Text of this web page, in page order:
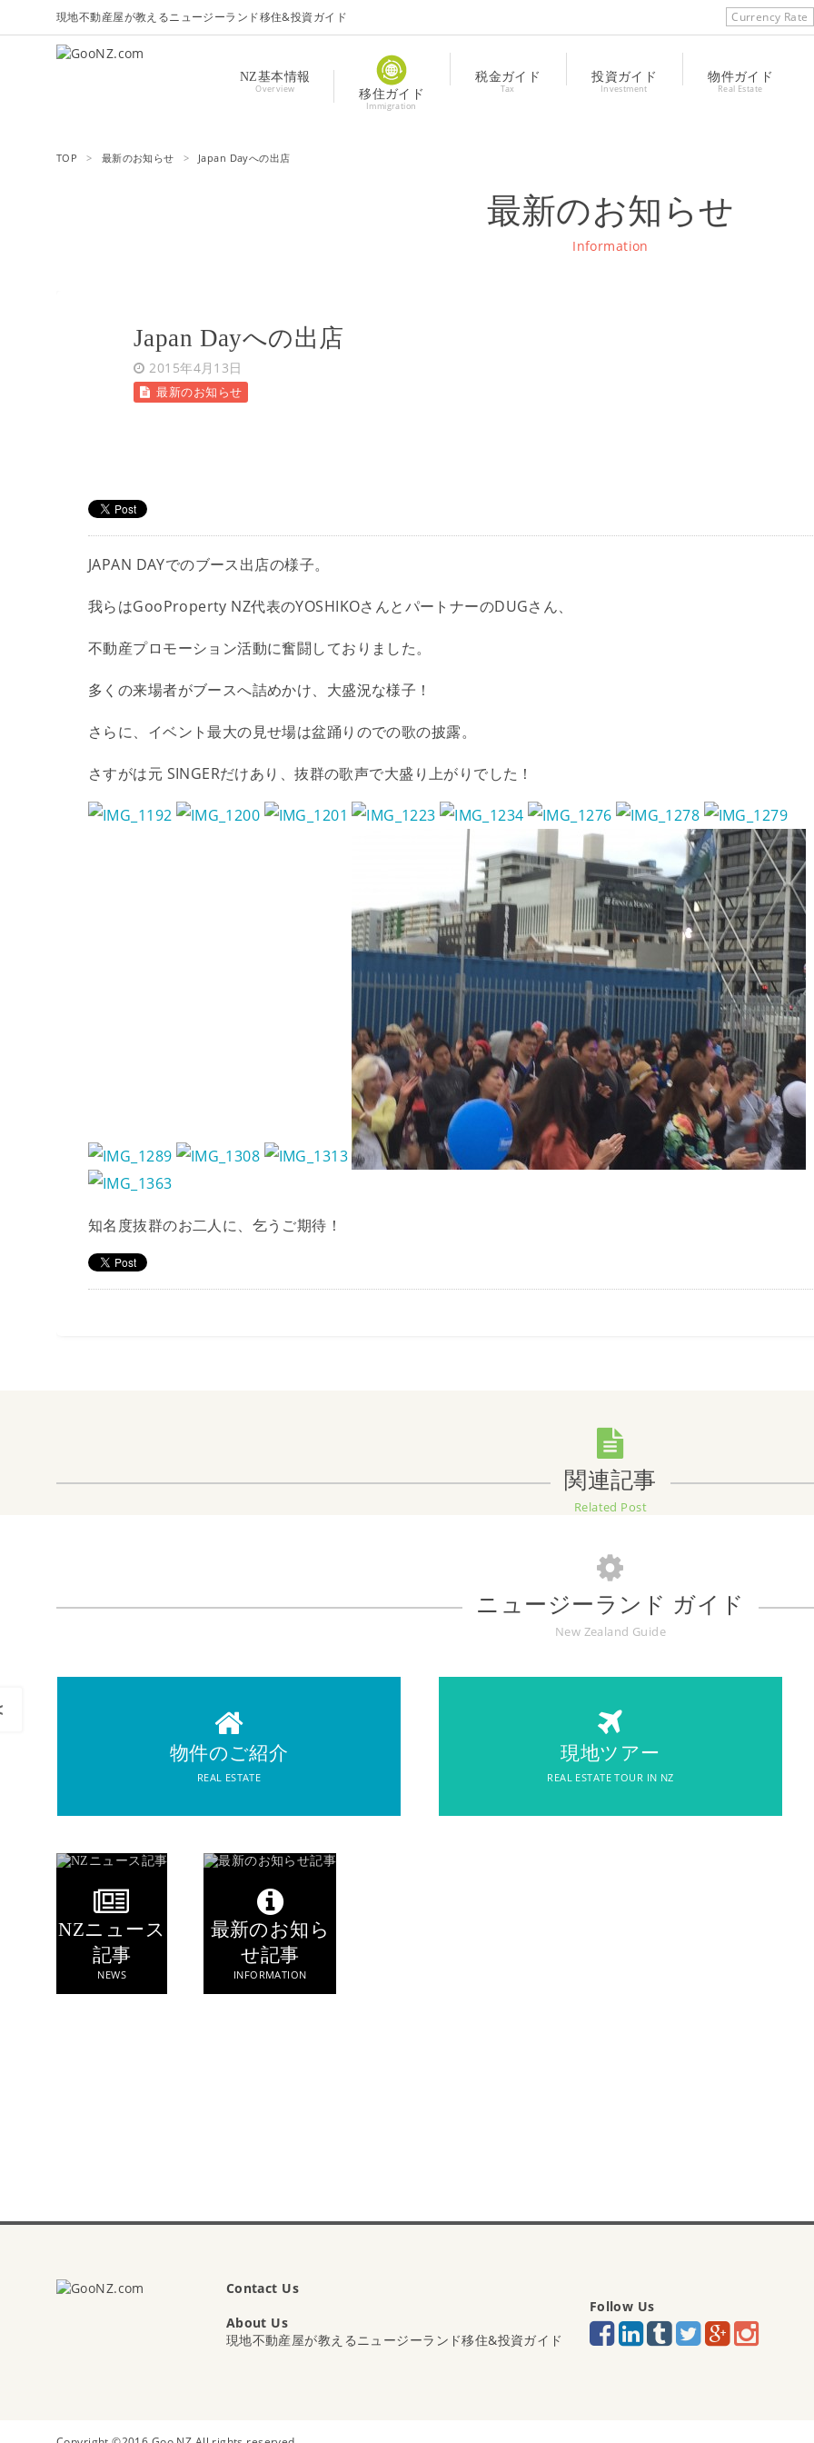
現地不動産屋が教えるニュージーランド移住&投資ガイド Currency Rate
NZ基本情報
Overview 移住ガイド
Immigration
税金ガイド
Tax
投資ガイド
Investment
物件ガイド
Real Estate
TOP > 最新のお知らせ > Japan Dayへの出店
最新のお知らせ
Information
Japan Dayへの出店
2015年4月13日
最新のお知らせ
JAPAN DAYでのブース出店の様子。
我らはGooProperty NZ代表のYOSHIKOさんとパートナーのDUGさん、
不動産プロモーション活動に奮闘しておりました。
多くの来場者がブースへ詰めかけ、大盛況な様子！
さらに、イベント最大の見せ場は盆踊りのでの歌の披露。
さすがは元 SINGERだけあり、抜群の歌声で大盛り上がりでした！
知名度抜群のお二人に、乞うご期待！
関連記事
Related Post
ニュージーランド ガイド
New Zealand Guide
物件のご紹介
REAL ESTATE
現地ツアー
REAL ESTATE TOUR IN NZ
NZニュース
記事
NEWS
最新のお知ら
せ記事
INFORMATION
Contact Us
About Us
現地不動産屋が教えるニュージーランド移住&投資ガイド
Follow Us